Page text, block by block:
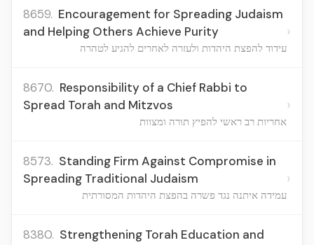
8659. Encouragement for Spreading Judaism
and Helping Others Achieve Purity
עידוד להפצת היהדות ולעזרה לאחרים להגיע לטהרה
›
8670. Responsibility of a Chief Rabbi to
Spread Torah and Mitzvos
אחריות רב ראשי להפיץ תורה ומצוות
›
8573. Standing Firm Against Compromise in
Spreading Traditional Judaism
עמידה איתנה נגד פשרה בהפצת היהדות המסורתית
›
8380. Strengthening Torah Education and